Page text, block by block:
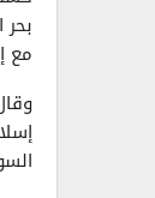
مع